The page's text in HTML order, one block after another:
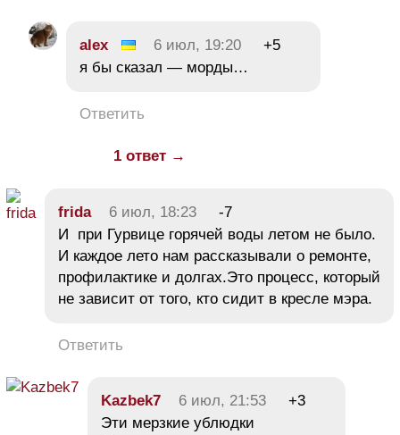
alex 6 июл, 19:20
+5
я бы сказал — морды…
Ответить
1 ответ →
frida 6 июл, 18:23
-7
И при Гурвице горячей воды летом не было.
И каждое лето нам рассказывали о ремонте,
профилактике и долгах.Это процесс, который
не зависит от того, кто сидит в кресле мэра.
Ответить
Kazbek7 6 июл, 21:53
+3
Эти мерзкие ублюдки